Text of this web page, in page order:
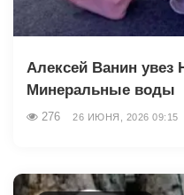
Алексей Ванин увез
Минеральные воды
276 26 ИЮНЯ, 2026 09:15